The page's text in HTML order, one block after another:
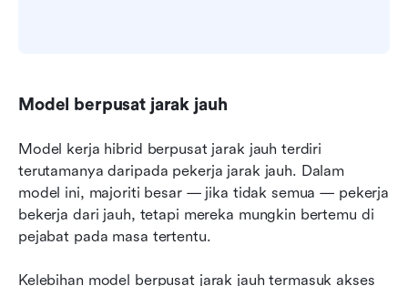
Model berpusat jarak jauh
Model kerja hibrid berpusat jarak jauh terdiri
terutamanya daripada pekerja jarak jauh. Dalam
model ini, majoriti besar — jika tidak semua — pekerja
bekerja dari jauh, tetapi mereka mungkin bertemu di
pejabat pada masa tertentu.
Kelebihan model berpusat jarak jauh termasuk akses